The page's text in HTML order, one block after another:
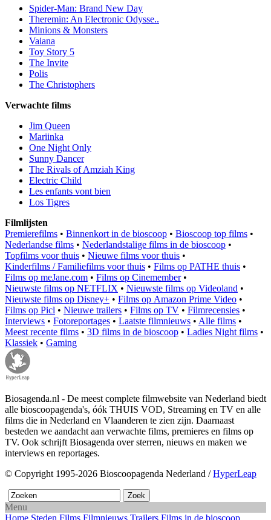
Spider-Man: Brand New Day
Theremin: An Electronic Odysse..
Minions & Monsters
Vaiana
Toy Story 5
The Invite
Polis
The Christophers
Verwachte films
Jim Queen
Mariinka
One Night Only
Sunny Dancer
The Rivals of Amziah King
Electric Child
Les enfants vont bien
Los Tigres
Filmlijsten
Premierefilms • Binnenkort in de bioscoop • Bioscoop top films •
Nederlandse films • Nederlandstalige films in de bioscoop •
Topfilms voor thuis • Nieuwe films voor thuis •
Kinderfilms / Familiefilms voor thuis • Films op PATHE thuis •
Films op meJane.com • Films op Cinemember•
Nieuwste films op NETFLIX • Nieuwste films op Videoland •
Nieuwste films op Disney+ • Films op Amazon Prime Video •
Films op Picl • Nieuwe trailers • Films op TV • Filmrecensies •
Interviews • Fotoreportages • Laatste filmnieuws • Alle films •
Meest recente films • 3D films in de bioscoop • Ladies Night films •
Klassiek • Gaming
Biosagenda.nl - De meest complete filmwebsite van Nederland biedt
alle bioscoopagenda's, óók THUIS VOD, Streaming en TV en alle
films die in Nederland en Vlaanderen te zien zijn. Daarnaast
besteden we aandacht aan verwachte films, premieres en films op
TV. Ook schrijft Biosagenda over sterren, nieuws en maken we
interviews en reportages.
© Copyright 1995-2026 Bioscoopagenda Nederland /HyperLeap
Menu
Home Steden Films Filmnieuws Trailers Films in de bioscoop